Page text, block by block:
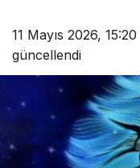
11 Mayıs 2026, 15:20
güncellendi